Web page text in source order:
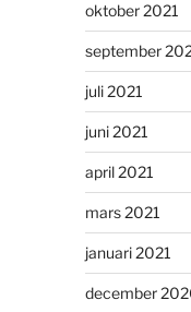
oktober 2021
september
juli 2021
juni 2021
april 2021
mars 2021
januari 2021
december